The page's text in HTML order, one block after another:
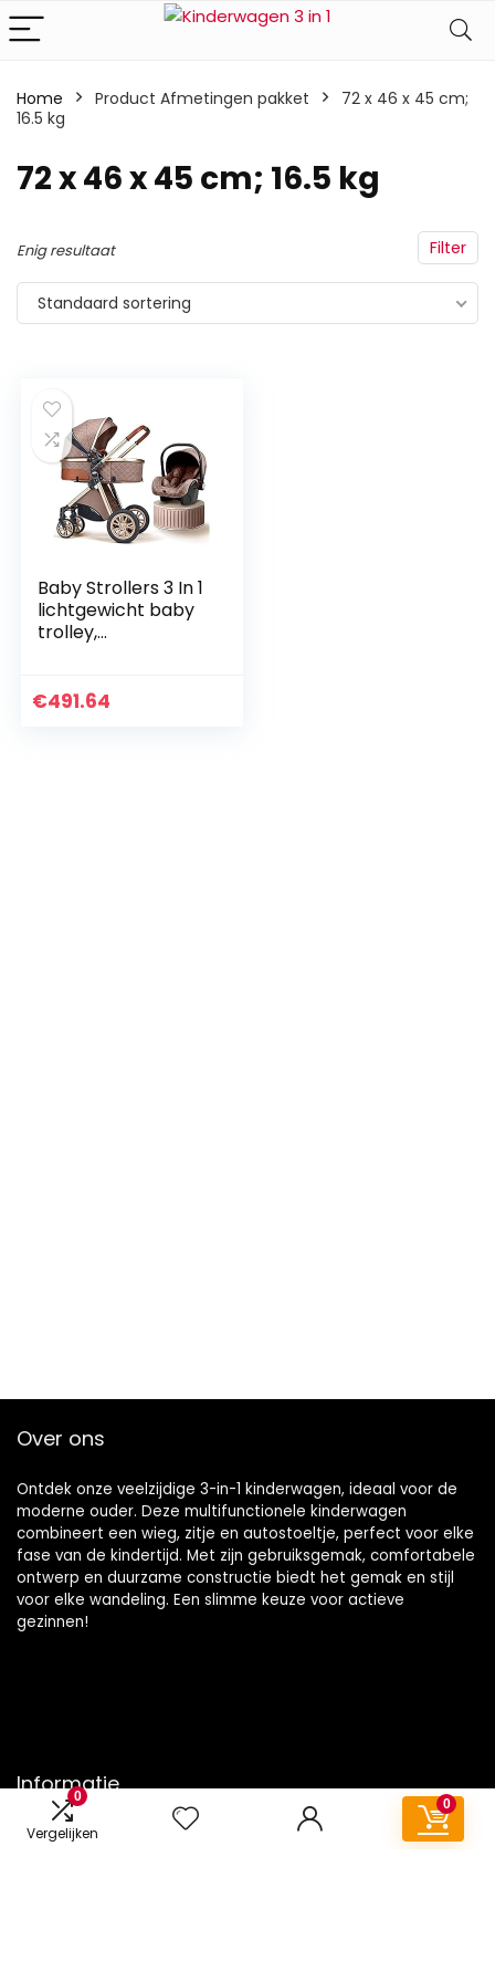
0
Vergelijken
0
Home Product Afmetingen pakket
‎72 x 46 x 45 cm;
16.5 kg
‎72 x 46 x 45 cm; 16.5 kg
Filter
Enig resultaat
Standaard sortering
Baby Strollers 3 In 1
lichtgewicht baby
trolley,
luxe baby
€491.64
Over ons
Ontdek onze veelzijdige 3-in-1 kinderwagen, ideaal voor de
moderne ouder. Deze multifunctionele kinderwagen
combineert een wieg, zitje en autostoeltje, perfect voor elke
fase van de kindertijd. Met zijn gebruiksgemak, comfortabele
ontwerp en duurzame constructie biedt het gemak en stijl
voor elke wandeling. Een slimme keuze voor actieve
gezinnen!
Informatie
Contact